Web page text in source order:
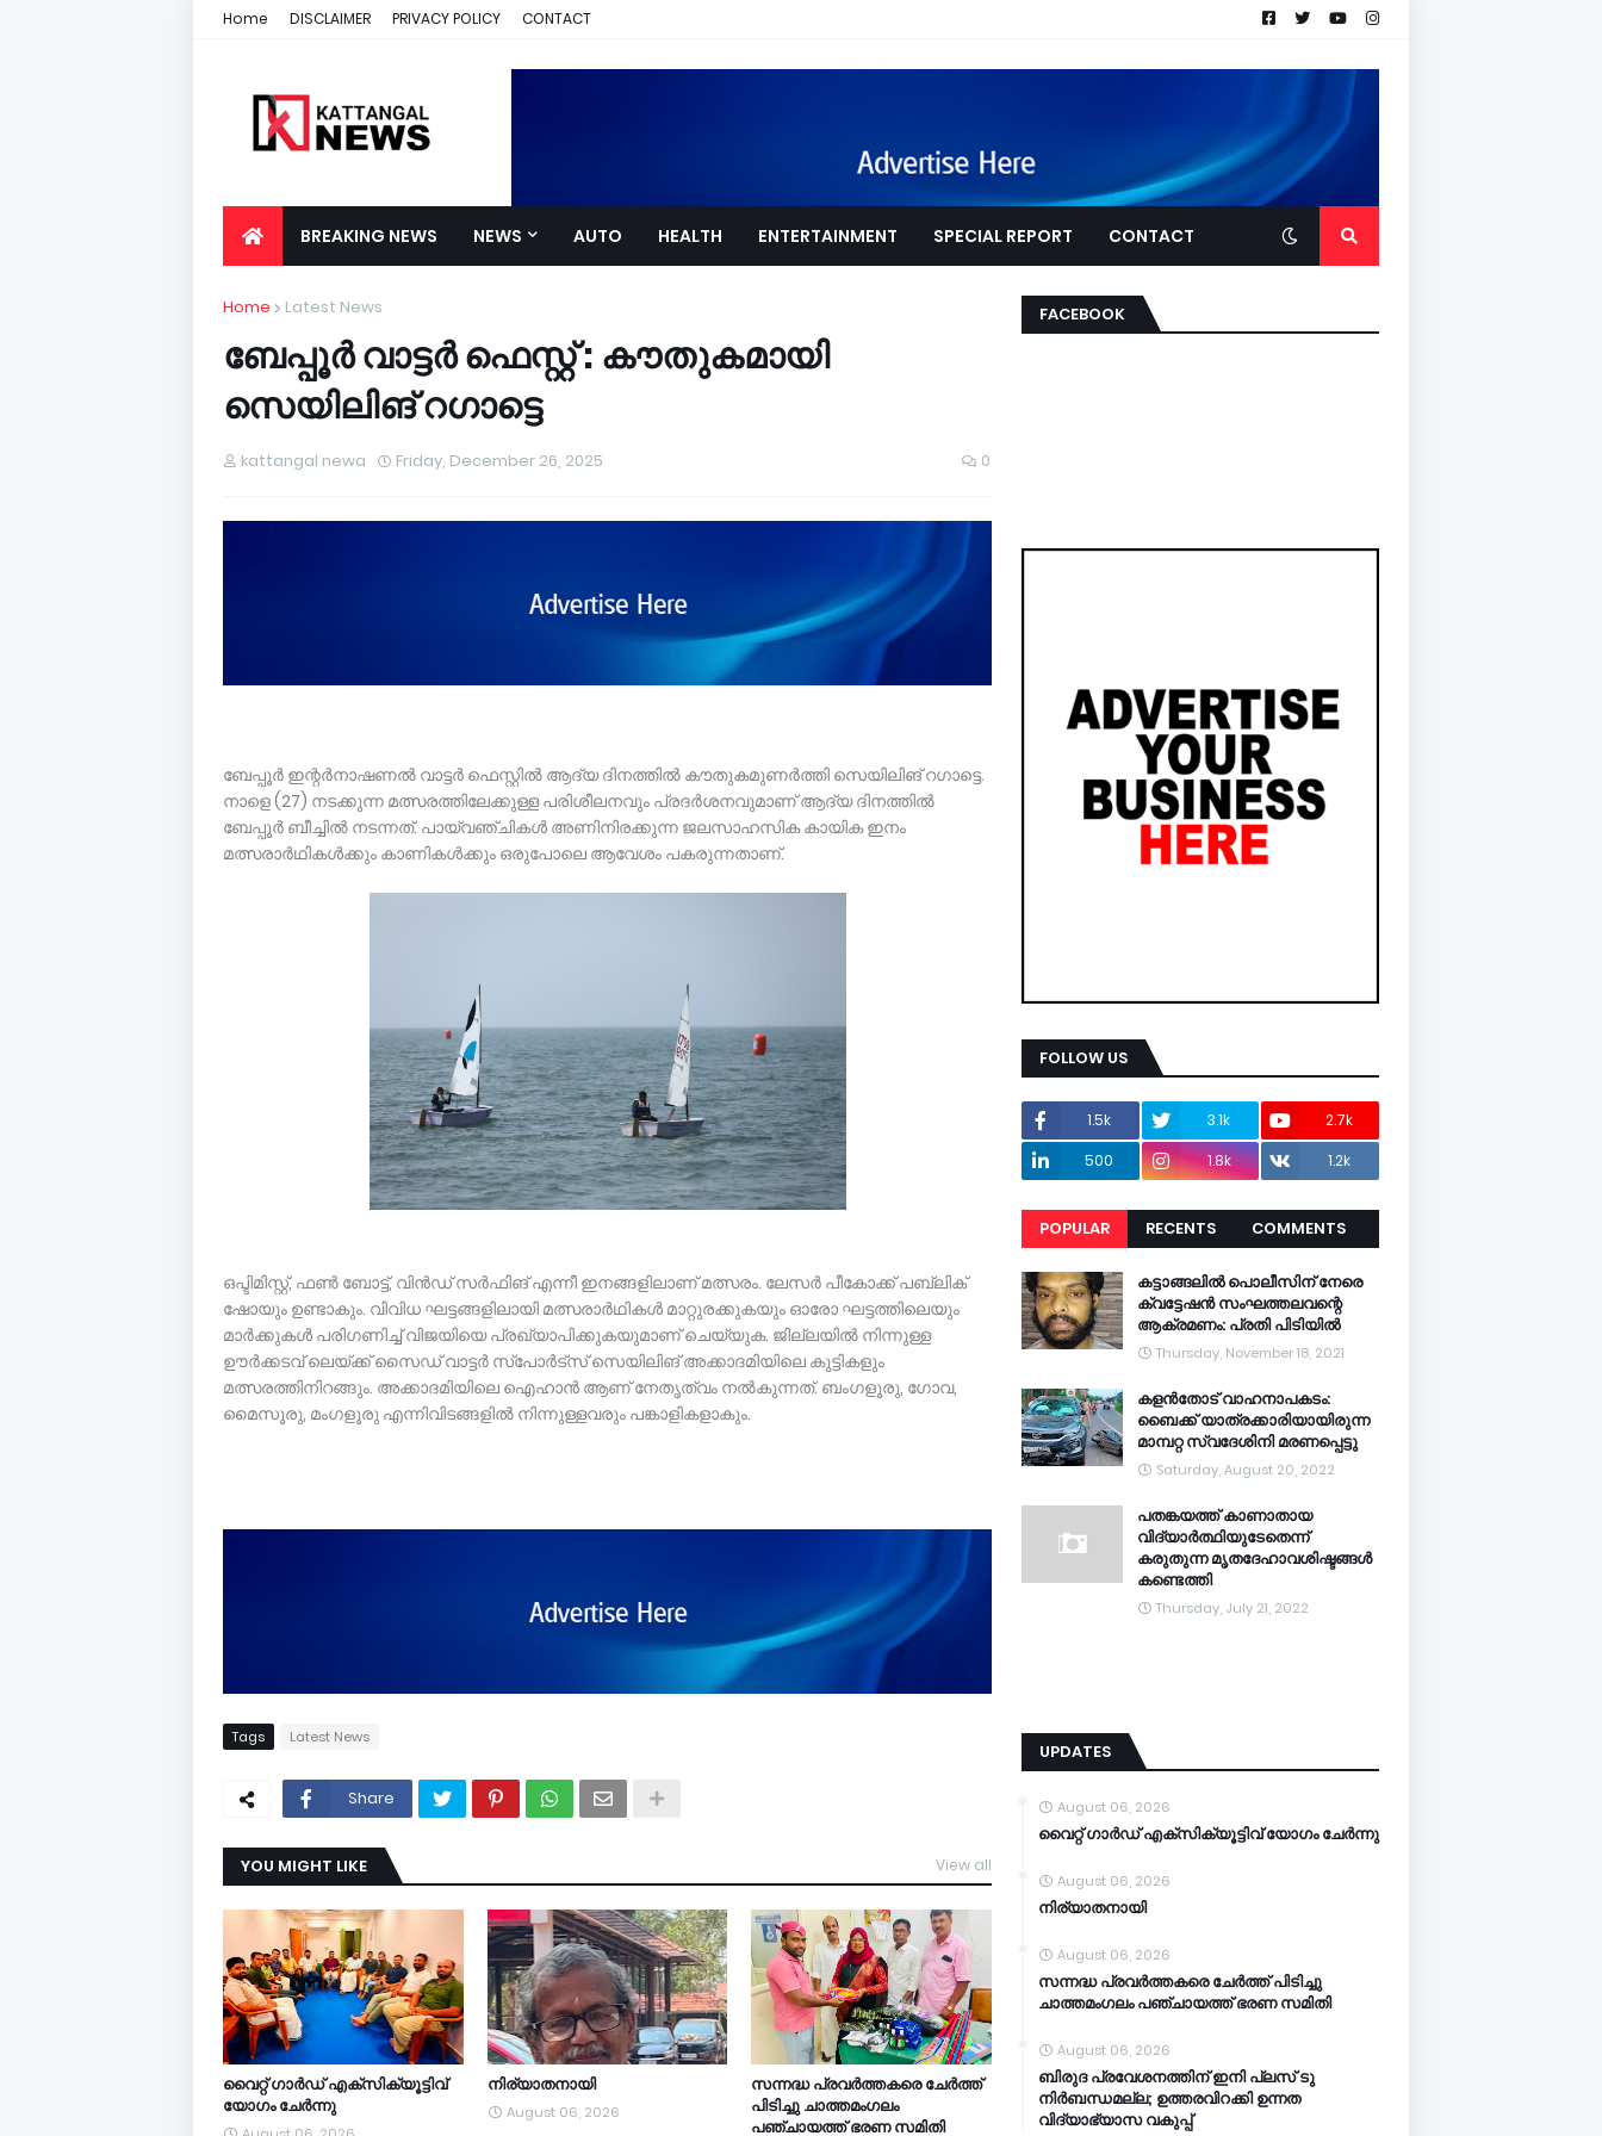
Home DISCLAIMER PRIVACY POLICY CONTACT
BREAKING NEWS NEWS AUTO HEALTH ENTERTAINMENT SPECIAL REPORT CONTACT
Home Latest News
ബേപ്പൂര്‍ വാട്ടര്‍ ഫെസ്റ്റ് : കൗതുകമായി
സെയിലിങ് റഗാട്ടെ
kattangal newa Friday, December 26, 2025 0
ബേപ്പൂര്‍ ഇന്റര്‍നാഷണല്‍ വാട്ടര്‍ ഫെസ്റ്റില്‍ ആദ്യ ദിനത്തില്‍ കൗതുകമുണര്‍ത്തി സെയിലിങ് റഗാട്ടെ.
നാളെ (27) നടക്കുന്ന മത്സരത്തിലേക്കുള്ള പരിശീലനവും പ്രദര്‍ശനവുമാണ് ആദ്യ ദിനത്തില്‍
ബേപ്പൂര്‍ ബീച്ചില്‍ നടന്നത്. പായ്‌വഞ്ചികള്‍ അണിനിരക്കുന്ന ജലസാഹസിക കായിക ഇനം
മത്സരാര്‍ഥികള്‍ക്കും കാണികള്‍ക്കും ഒരുപോലെ ആവേശം പകരുന്നതാണ്.
ഒപ്ടിമിസ്റ്റ്, ഫണ്‍ ബോട്ട്, വിന്‍ഡ് സര്‍ഫിങ് എന്നീ ഇനങ്ങളിലാണ് മത്സരം. ലേസര്‍ പീകോക്ക് പബ്ലിക്
ഷോയും ഉണ്ടാകും. വിവിധ ഘട്ടങ്ങളിലായി മത്സരാര്‍ഥികള്‍ മാറ്റുരക്കുകയും ഓരോ ഘട്ടത്തിലെയും
മാര്‍ക്കുകള്‍ പരിഗണിച്ച് വിജയിയെ പ്രഖ്യാപിക്കുകയുമാണ് ചെയ്യുക. ജില്ലയില്‍ നിന്നുള്ള
ഊര്‍ക്കടവ് ലെയ്ക്ക് സൈഡ് വാട്ടര്‍ സ്‌പോര്‍ട്‌സ് സെയിലിങ് അക്കാദമിയിലെ കുട്ടികളും
മത്സരത്തിനിറങ്ങും. അക്കാദമിയിലെ ഐഹാന്‍ ആണ് നേതൃത്വം നല്‍കുന്നത്. ബംഗളൂരു, ഗോവ,
മൈസൂരു, മംഗളൂരു എന്നിവിടങ്ങളില്‍ നിന്നുള്ളവരും പങ്കാളികളാകും.
Tags Latest News
Share
YOU MIGHT LIKE View all
വൈറ്റ് ഗാർഡ് എക്സിക്യൂട്ടിവ്
യോഗം ചേർന്നു
നിര്യാതനായി
August 06, 2026
സന്നദ്ധ പ്രവർത്തകരെ ചേർത്ത്
പിടിച്ചു ചാത്തമംഗലം
പഞ്ചായത്ത്‌ ഭരണ സമിതി
FACEBOOK
FOLLOW US
1.5k 3.1k
2.7k
500
1.8k 1.2k
POPULAR RECENTS
COMMENTS
RECENTS
കട്ടാങ്ങലിൽ പൊലീസിന് നേരെ
ക്വട്ടേഷൻ സംഘത്തലവന്റെ
ആക്രമണം: പ്രതി പിടിയിൽ
Thursday, November 18, 2021
കളൻതോട് വാഹനാപകടം:
ബൈക്ക് യാത്രക്കാരിയായിരുന്ന
മാമ്പറ്റ സ്വദേശിനി മരണപ്പെട്ടു
Saturday, August 20, 2022
പതങ്കയത്ത് കാണാതായ
വിദ്യാർത്ഥിയുടേതെന്ന്
കരുതുന്ന മൃതദേഹാവശിഷ്ടങ്ങൾ
കണ്ടെത്തി
Thursday, July 21, 2022
UPDATES
August 06, 2026
വൈറ്റ് ഗാർഡ് എക്സിക്യൂട്ടിവ് യോഗം ചേർന്നു
August 06, 2026
നിര്യാതനായി
August 06, 2026
സന്നദ്ധ പ്രവർത്തകരെ ചേർത്ത് പിടിച്ചു
ചാത്തമംഗലം പഞ്ചായത്ത്‌ ഭരണ സമിതി
August 06, 2026
ബിരുദ പ്രവേശനത്തിന് ഇനി പ്ലസ് ടു
നിർബന്ധമല്ല; ഉത്തരവിറക്കി ഉന്നത
വിദ്യാഭ്യാസ വകുപ്പ്